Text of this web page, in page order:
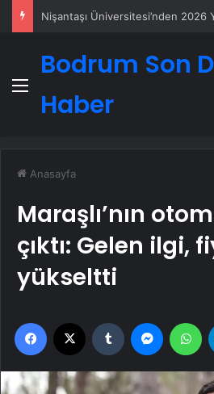
Menü
Bodrum Son
Haber
Anasayfa
Maraşlı’nın
çıktı: Gelen ilgi,
yükseltti
Facebook Tumblr